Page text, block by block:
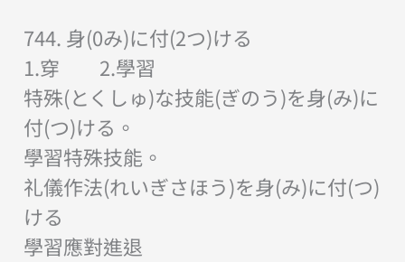
744. 身(0み)に付(2つ)ける
1.穿 2.學習
特殊(とくしゅ)な技能(ぎのう)を身(み)に
付(つ)ける。
學習特殊技能。
礼儀作法(れいぎさほう)を身(み)に付(つ)
ける
學習應對進退